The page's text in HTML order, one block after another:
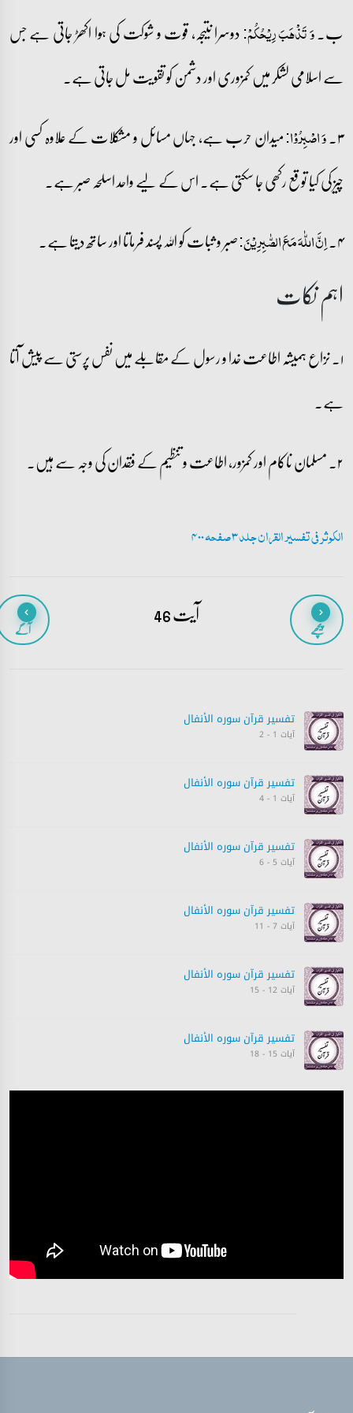
ب۔وَ تَذۡہَبَ رِیۡحُکُمۡ:دوسرا نتیجہ، قوت و شوکت کی ہوا اکھڑ جاتی ہے جس
سے اسلامی لشکر میں کمزوری اور دشمن کو تقویت مل جاتی ہے۔
۳۔ وَ اصۡبِرُوۡا:میدان حرب ہے، جہاں مسائل و مشکلات کے علاوہ کسی اور
چیز کی کیا توقع رکھی جا سکتی ہے۔ اس کے لیے واحد اسلحہ صبر ہے۔
۴۔ اِنَّ اللّٰہَ مَعَ الصّٰبِرِیۡنَ:صبر و ثبات کو اللہ پسند فرماتا اور ساتھ دیتا ہے۔
اہم نکات
۱۔ نزاع ہمیشہ اطاعت خدا و رسول کے مقابلے میں نفس پرستی سے پیش آتا
ہے۔
۲۔ مسلمان ناکام اور کمزور، اطاعت و تنظیم کے فقدان کی وجہ سے ہیں۔
الکوثر فی تفسیر القران جلد 3 صفحہ 400
پیچھے آیت 46 آگے
تفسیر قرآن سورہ ‎الأنفال‎
آیات 1 - 2
تفسیر قرآن سورہ ‎الأنفال‎
آیات 1 - 4
تفسیر قرآن سورہ ‎الأنفال‎
آیات 5 - 6
تفسیر قرآن سورہ ‎الأنفال‎
آیات 7 - 11
تفسیر قرآن سورہ ‎الأنفال‎
آیات 12 - 15
تفسیر قرآن سورہ ‎الأنفال‎
آیات 15 - 18
تفسیر قرآن سورہ ‎الأنفال‎